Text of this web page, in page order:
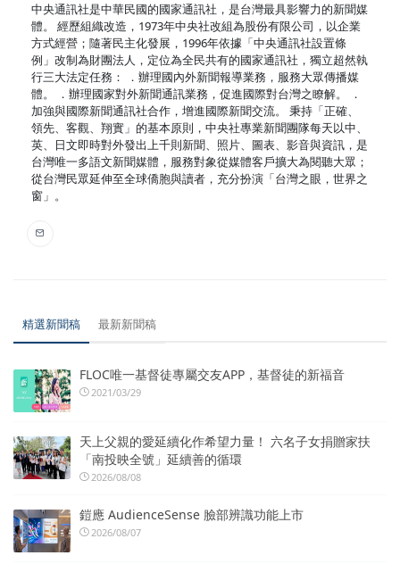
中央通訊社是中華民國的國家通訊社，是台灣最具影響力的新聞媒
體。 經歷組織改造，1973年中央社改組為股份有限公司，以企業
方式經營；隨著民主化發展，1996年依據「中央通訊社設置條
例」改制為財團法人，定位為全民共有的國家通訊社，獨立超然執
行三大法定任務： ．辦理國內外新聞報導業務，服務大眾傳播媒
體。 ．辦理國家對外新聞通訊業務，促進國際對台灣之瞭解。 ．
加強與國際新聞通訊社合作，增進國際新聞交流。 秉持「正確、
領先、客觀、翔實」的基本原則，中央社專業新聞團隊每天以中、
英、日文即時對外發出上千則新聞、照片、圖表、影音與資訊，是
台灣唯一多語文新聞媒體，服務對象從媒體客戶擴大為閱聽大眾；
從台灣民眾延伸至全球僑胞與讀者，充分扮演「台灣之眼，世界之
窗」。
精選新聞稿 最新新聞稿
FLOC唯一基督徒專屬交友APP，基督徒的新福音
2021/03/29
天上父親的愛延續化作希望力量！ 六名子女捐贈家扶
「南投映全號」延續善的循環
2026/08/08
鎧應 AudienceSense 臉部辨識功能上市
2026/08/07